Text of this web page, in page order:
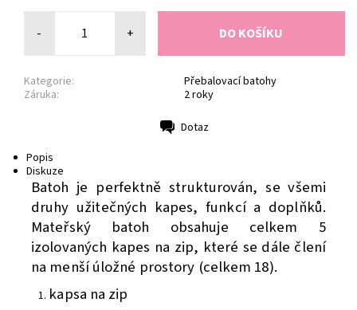
- +
Kategorie:
Přebalovací batohy
Záruka:
2 roky
Dotaz
Popis
Diskuze
Batoh je perfektně strukturován, se všemi
druhy užitečných kapes, funkcí a doplňků.
Mateřský batoh obsahuje celkem 5
izolovaných kapes na zip, které se dále člení
na menší úložné prostory (celkem 18).
kapsa na zip